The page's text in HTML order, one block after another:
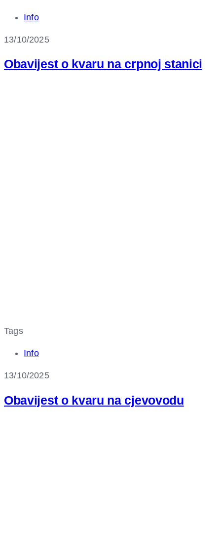
Info
13/10/2025
Obavijest o kvaru na crpnoj stanici
Tags
Info
13/10/2025
Obavijest o kvaru na cjevovodu